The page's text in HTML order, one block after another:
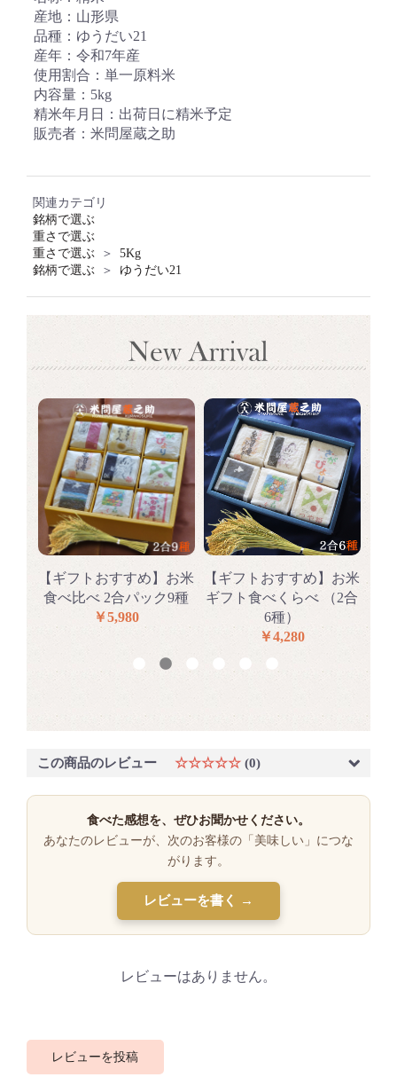
お買い物を続ける
産地：山形県
品種：ゆうだい21
産年：令和7年産
使用割合：単一原料米
内容量：5kg
精米年月日：出荷日に精米予定
販売者：米問屋蔵之助
関連カテゴリ
銘柄で選ぶ
重さで選ぶ
重さで選ぶ
＞
5Kg
銘柄で選ぶ
＞ ゆうだい21
【ギフトおすすめ】お米
食べ比べ 2合パック9種
￥5,980
【ギフトおすすめ】お米
ギフト食べくらべ （2合
6種）
￥4,280
この商品のレビュー ☆☆☆☆☆ (0)
食べた感想を、ぜひお聞かせください。
あなたのレビューが、次のお客様の「美味しい」につな
がります。
レビューを書く →
レビューはありません。
レビューを投稿